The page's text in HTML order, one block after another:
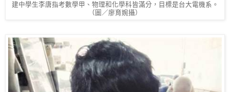
建中學生李唐指考數學甲、物理和化學科皆滿分，目標是台大電機系。
（圖／廖育婉攝）